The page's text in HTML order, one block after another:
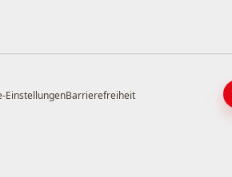
EinstellungenBarrierefreiheit